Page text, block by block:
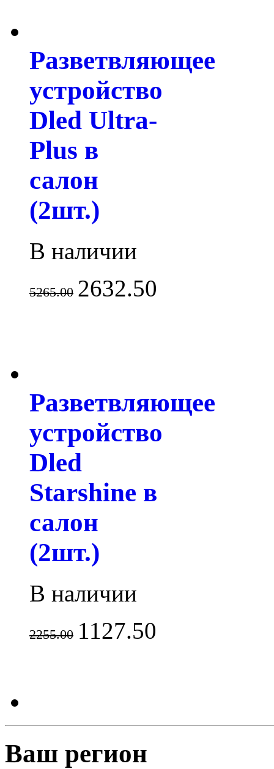
Разветвляющее
устройство
Dled Ultra-
Plus в
салон
(2шт.)
В наличии
5265.00 2632.50
Разветвляющее
устройство
Dled
Starshine в
салон
(2шт.)
В наличии
2255.00 1127.50
Ваш регион